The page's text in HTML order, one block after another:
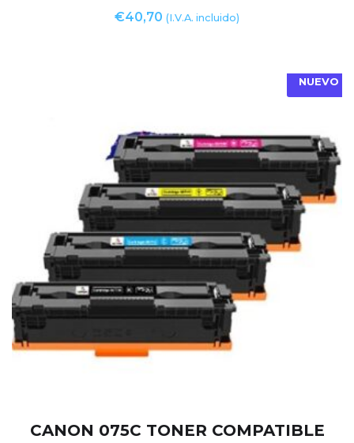
€40,70 (I.V.A. incluido)
NUEVO
CANON 075C TONER COMPATIBLE